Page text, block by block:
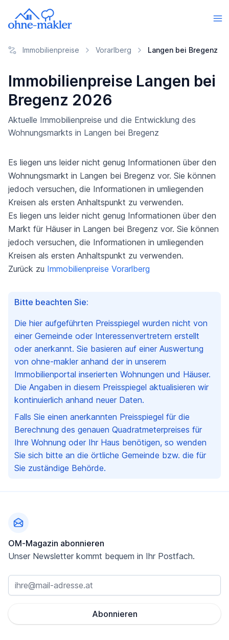
Immobilienpreise Vorarlberg Langen bei Bregenz
Immobilienpreise Langen bei
Bregenz 2026
Aktuelle Immobilienpreise und die Entwicklung des
Wohnungsmarkts in Langen bei Bregenz
Es liegen uns leider nicht genug Informationen über den
Wohnungsmarkt in Langen bei Bregenz vor. Sie können
jedoch versuchen, die Informationen in umliegenden
Kreisen als ersten Anhaltspunkt zu verwenden.
Es liegen uns leider nicht genug Informationen über den
Markt für Häuser in Langen bei Bregenz vor. Sie können
jedoch versuchen, die Informationen in umliegenden
Kreisen als ersten Anhaltspunkt zu verwenden.
Zurück zu Immobilienpreise Vorarlberg
Bitte beachten Sie:
Die hier aufgeführten Preisspiegel wurden nicht von
einer Gemeinde oder Interessenvertretern erstellt
oder anerkannt. Sie basieren auf einer Auswertung
von ohne-makler anhand der in unserem
Immobilienportal inserierten Wohnungen und Häuser.
Die Angaben in diesem Preisspiegel aktualisieren wir
kontinuierlich anhand neuer Daten.
Falls Sie einen anerkannten Preisspiegel für die
Berechnung des genauen Quadratmeterpreises für
Ihre Wohnung oder Ihr Haus benötigen, so wenden
Sie sich bitte an die örtliche Gemeinde bzw. die für
Sie zuständige Behörde.
OM-Magazin abonnieren
Unser Newsletter kommt bequem in Ihr Postfach.
Abonnieren